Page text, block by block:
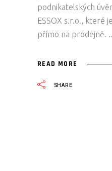
podnikatelských
ESSOX s.r.o., které
přímo na prodejně.
READ MORE
SHARE